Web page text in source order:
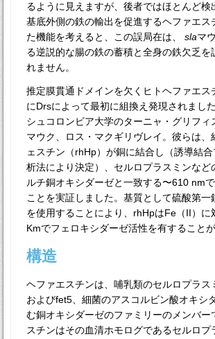
るように見えますが、後者ではほとんど検
基底外側の鉄の輸出を促進するヘファエス
た機能を考えると、この誤局在は、slaマ
る逆説的な腸の鉄の蓄積と全身の鉄欠乏を
れません。
推定膜貫通ドメインを欠くヒトヘファエス
にDrsによって最初に組換え発現されまし
シュコロンビア大学のターニャ・グリフィ
マウク、ロス・マクギリヴレイ。彼らは、
ェスチン（rhHp）が銅に結合し（誘導結
析法により決定）、セルロプラスミンなど
ルチ銅オキシダーゼと一致する〜610 nm
ことを実証しました。基質として硫酸第一
を使用することにより、rhHpはFe（II）に
Kmでフェロキシダーゼ活性を有することが
構造
ヘファエスチンは、哺乳類のセルロプラス
およびfet5、細菌のアスコルビン酸オキシ
む銅オキシダーゼのファミリーのメンバー
スチンはその血清ホモログであるセルロプ